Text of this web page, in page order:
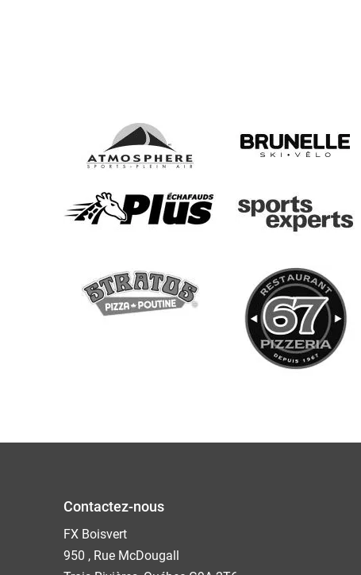
Contactez-nous
FX Boisvert
950 , Rue McDougall